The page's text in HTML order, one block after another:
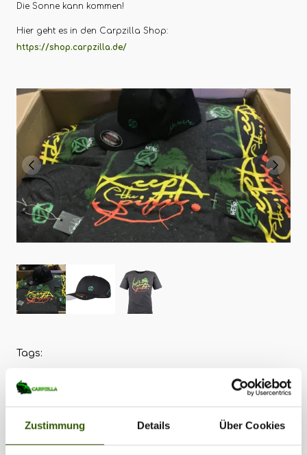
Zustimmung Details Über Cookies
Die Sonne kann kommen!
Hier geht es in den Carpzilla Shop:
https://shop.carpzilla.de/
Tags:
Keep the Spirit T-Shirt
Carpzilla Shop
Zilla vergeben 245